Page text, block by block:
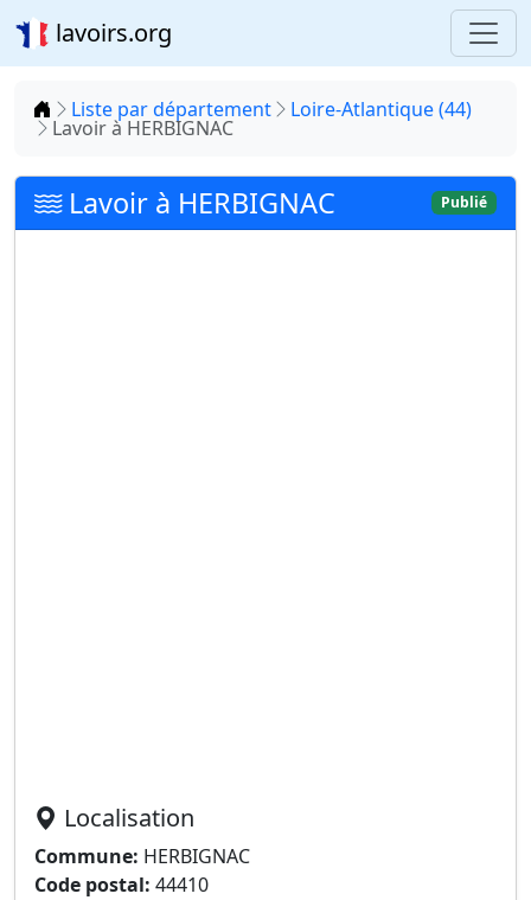
lavoirs.org
Accueil
Liste par département Loire-Atlantique (44)
Lavoir à HERBIGNAC
Lavoir à HERBIGNAC Publié
Localisation
Commune: HERBIGNAC
Code postal: 44410